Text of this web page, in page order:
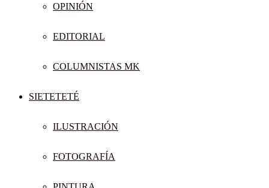
OPINIÓN
EDITORIAL
COLUMNISTAS MK
SIETETETÉ
ILUSTRACIÓN
FOTOGRAFÍA